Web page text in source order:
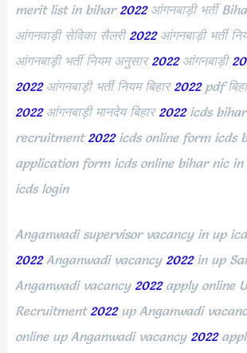
merit list in bihar 2022आंगनबाड़ी भर्ती
आंगनवाड़ी सेविका सैलरी 2022आंगनबाड़ी भर्ती
आंगनबाड़ी भर्ती नियम अनुसार2022आंगनबाड़ी
2022आंगनबाड़ी भर्ती नियम बिहार2022pdf
2022आंगनबाड़ी मानदेय बिहार2022icds bihar
recruitment 2022icds online form icds
application form icds online bihar nic in
icds login
Anganwadi supervisor vacancy in up
2022Anganwadi vacancy 2022in up
Anganwadi vacancy 2022apply online
Recruitment 2022up Anganwadi
online up Anganwadi vacancy 2022